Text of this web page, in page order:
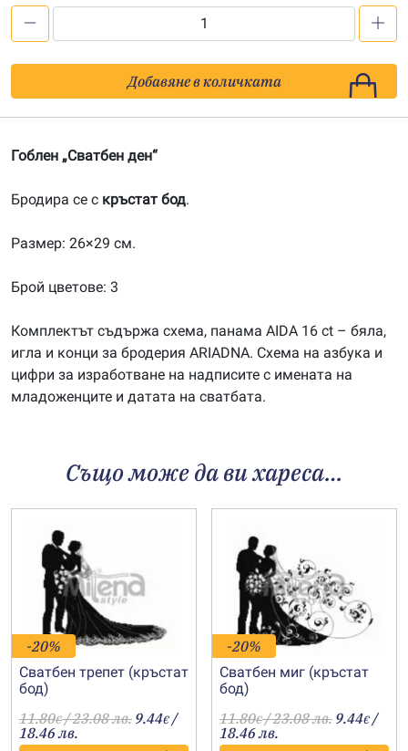
ден
(кръстат
Добавяне в количката
Гоблен „Сватбен ден“
Бродира се с кръстат бод.
Размер: 26×29 см.
Брой цветове: 3
Комплектът съдържа схема, панама AIDA 16 ct – бяла,
игла и конци за бродерия ARIADNA. Схема на азбука и
цифри за изработване на надписите с имената на
младоженците и датата на сватбата.
Също може да ви хареса…
-20%
Сватбен трепет (кръстат
бод)
11.80€/ 23.08 лв. 9.44€ /
18.46 лв.
-20%
Сватбен миг (кръстат
бод)
11.80€/ 23.08 лв. 9.44€ /
18.46 лв.